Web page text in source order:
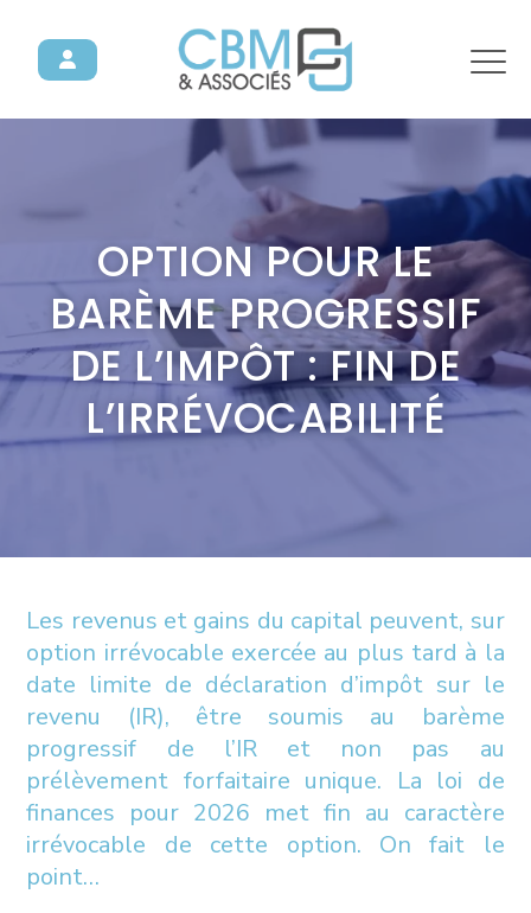
OPTION POUR LE
BARÈME PROGRESSIF
DE L’IMPÔT : FIN DE
L’IRRÉVOCABILITÉ
Les revenus et gains du capital peuvent, sur
option irrévocable exercée au plus tard à la
date limite de déclaration d’impôt sur le
revenu (IR), être soumis au barème
progressif de l’IR et non pas au
prélèvement forfaitaire unique. La loi de
finances pour 2026 met fin au caractère
irrévocable de cette option. On fait le
point…